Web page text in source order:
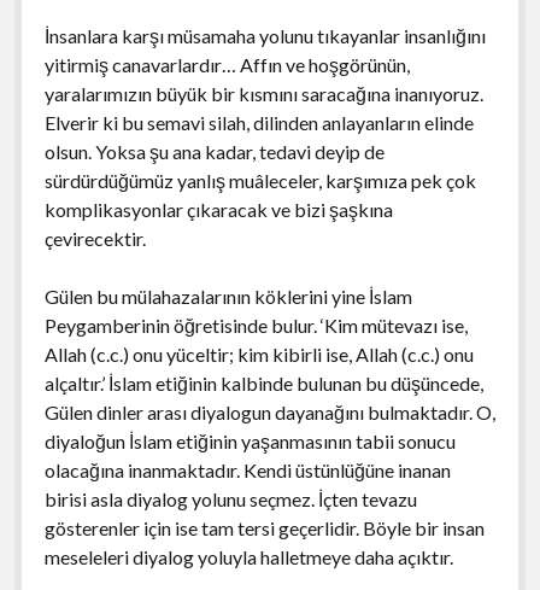
İnsanlara karşı müsamaha yolunu tıkayanlar insanlığını
yitirmiş canavarlardır… Affın ve hoşgörünün,
yaralarımızın büyük bir kısmını saracağına inanıyoruz.
Elverir ki bu semavi silah, dilinden anlayanların elinde
olsun. Yoksa şu ana kadar, tedavi deyip de
sürdürdüğümüz yanlış muâleceler, karşımıza pek çok
komplikasyonlar çıkaracak ve bizi şaşkına
çevirecektir.
Gülen bu mülahazalarının köklerini yine İslam
Peygamberinin öğretisinde bulur. ‘Kim mütevazı ise,
Allah (c.c.) onu yüceltir; kim kibirli ise, Allah (c.c.) onu
alçaltır.’ İslam etiğinin kalbinde bulunan bu düşüncede,
Gülen dinler arası diyalogun dayanağını bulmaktadır. O,
diyaloğun İslam etiğinin yaşanmasının tabii sonucu
olacağına inanmaktadır. Kendi üstünlüğüne inanan
birisi asla diyalog yolunu seçmez. İçten tevazu
gösterenler için ise tam tersi geçerlidir. Böyle bir insan
meseleleri diyalog yoluyla halletmeye daha açıktır.